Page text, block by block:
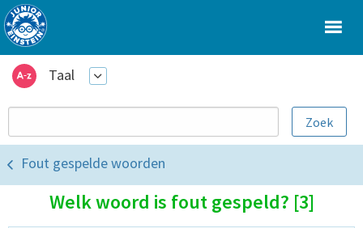
Taal
Fout gespelde woorden
Welk woord is fout gespeld? [3]